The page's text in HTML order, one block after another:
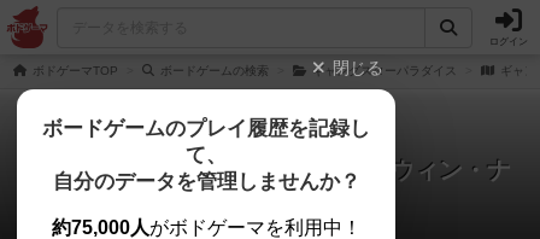
ログイン
ボドゲーマTOP ボードゲームの検索 ギャングスターパラダイス ギャ
ギャングスターパラダイス：ハロウィン・ナ
イトメア
0件の戦略やコツ
閉じる
ボードゲームのプレイ履歴を記録し
て、
自分のデータを管理しませんか？
約75,000人がボドゲーマを利用中！